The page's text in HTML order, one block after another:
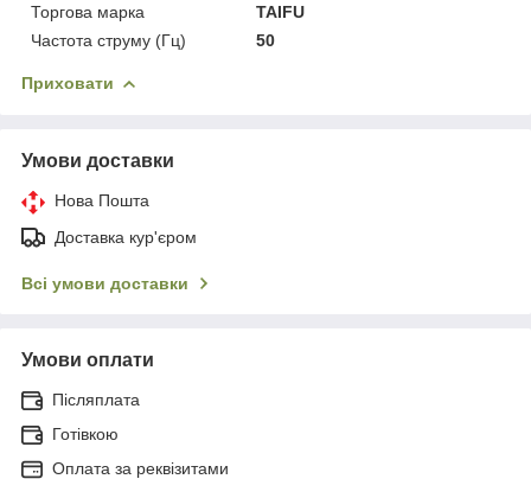
Торгова марка
TAIFU
Частота струму (Гц)
50
Приховати
Умови доставки
Нова Пошта
Доставка кур'єром
Всі умови доставки
Умови оплати
Післяплата
Готівкою
Оплата за реквізитами